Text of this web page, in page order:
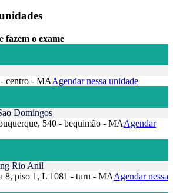
fazem o exame
centro - MAAgendar nessa unidade
Domingos
540 - bequimão - MAAgendar
Rio Anil
8, piso 1, L 1081 - turu - MAAgendar nessa